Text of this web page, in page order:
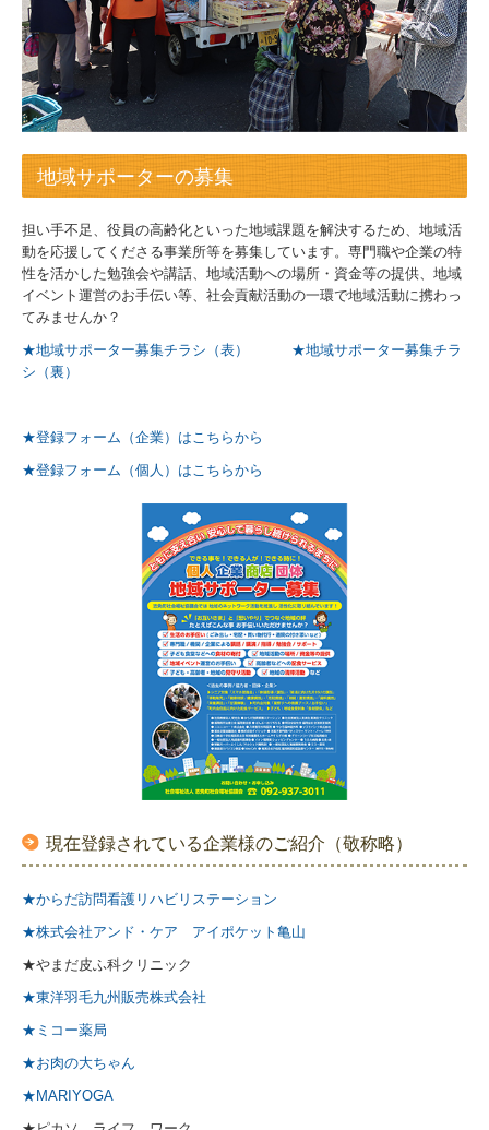
地域サポーターの募集
担い手不足、役員の高齢化といった地域課題を解決するため、地域活
動を応援してくださる事業所等を募集しています。専門職や企業の特
性を活かした勉強会や講話、地域活動への場所・資金等の提供、地域
イベント運営のお手伝い等、社会貢献活動の一環で地域活動に携わっ
てみませんか？
★地域サポーター募集チラシ（表）
★地域サポーター募集チラ
シ（裏）
★登録フォーム（企業）はこちらから
★登録フォーム（個人）はこちらから
現在登録されている企業様のご紹介（敬称略）
★からだ訪問看護リハビリステーション
★株式会社アンド・ケア アイポケット亀山
★やまだ皮ふ科クリニック
★東洋羽毛九州販売株式会社
★ミコー薬局
★お肉の大ちゃん
★MARIYOGA